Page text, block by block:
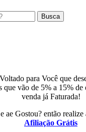
Busca
para Você que
que vão de 5% a 15% de
venda já Faturada!
e ae Gostou? então realize
Afiliação Grátis